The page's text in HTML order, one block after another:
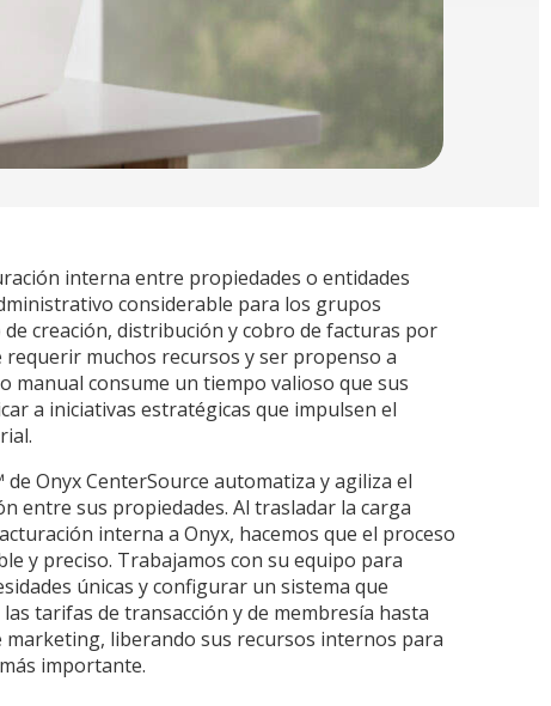
interna entre propiedades o entidades
considerable para los grupos
creación, distribución y cobro de facturas por
muchos recursos y ser propenso a
manual consume un tiempo valioso que sus
a iniciativas estratégicas que impulsen el
Onyx CenterSource automatiza y agiliza el
entre sus propiedades. Al trasladar la carga
interna a Onyx, hacemos que el proceso
y preciso. Trabajamos con su equipo para
únicas y configurar un sistema que
tarifas de transacción y de membresía hasta
marketing, liberando sus recursos internos para
importante.